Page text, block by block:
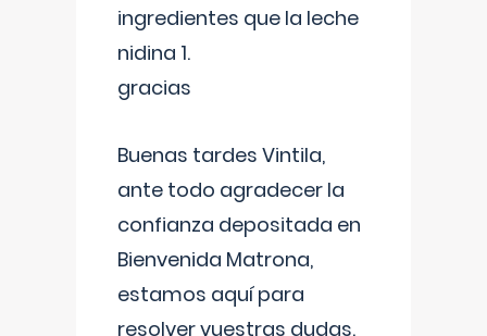
ingredientes que la leche
nidina 1.
gracias
Buenas tardes Vintila,
ante todo agradecer la
confianza depositada en
Bienvenida Matrona,
estamos aquí para
resolver vuestras dudas.